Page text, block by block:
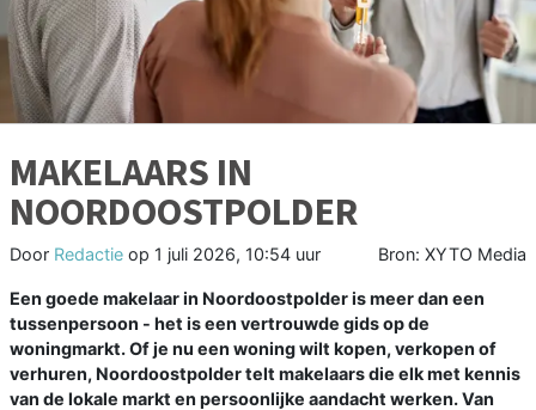
MAKELAARS IN
NOORDOOSTPOLDER
Door Redactie op 1 juli 2026, 10:54 uur Bron: XYTO Media
Een goede makelaar in Noordoostpolder is meer dan een
tussenpersoon - het is een vertrouwde gids op de
woningmarkt. Of je nu een woning wilt kopen, verkopen of
verhuren, Noordoostpolder telt makelaars die elk met kennis
van de lokale markt en persoonlijke aandacht werken. Van